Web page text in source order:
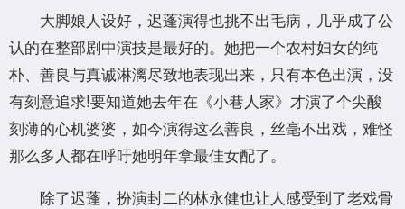
大脚娘人设好，迟蓬演得也挑不出毛病，几乎成了公
认的在整部剧中演技是最好的。她把一个农村妇女的纯
朴、善良与真诚淋漓尽致地表现出来，只有本色出演，没
有刻意追求!要知道她去年在《小巷人家》才演了个尖酸
刻薄的心机婆婆，如今演得这么善良，丝毫不出戏，难怪
那么多人都在呼吁她明年拿最佳女配了。
除了迟蓬，扮演封二的林永健也让人感受到了老戏骨